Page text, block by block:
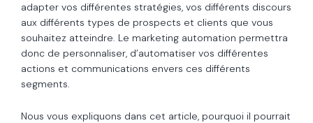
adapter vos différentes stratégies, vos différents discours
aux différents types de prospects et clients que vous
souhaitez atteindre. Le marketing automation permettra
donc de personnaliser, d’automatiser vos différentes
actions et communications envers ces différents
segments.
Nous vous expliquons dans cet article, pourquoi il pourrait